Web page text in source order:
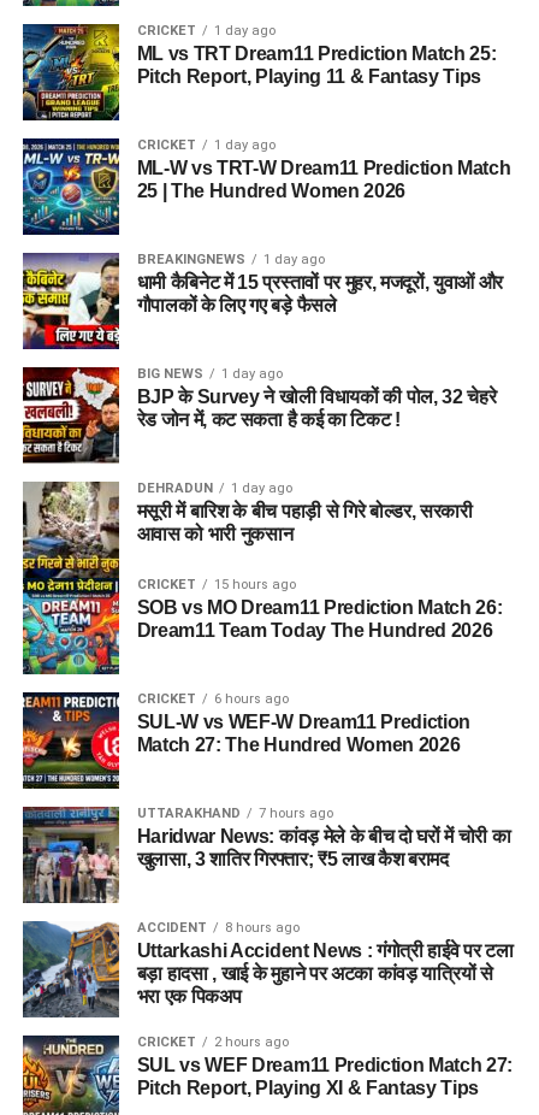
CRICKET 1 day ago
ML vs TRT Dream11 Prediction Match 25:
Pitch Report, Playing 11 & Fantasy Tips
CRICKET 1 day ago
ML-W vs TRT-W Dream11 Prediction Match
25 | The Hundred Women 2026
BREAKINGNEWS 1 day ago
धामी कैबिनेट में 15 प्रस्तावों पर मुहर, मजदूरों, युवाओं और
गौपालकों के लिए गए बड़े फैसले
BIG NEWS 1 day ago
BJP के Survey ने खोली विधायकों की पोल, 32 चेहरे
रेड जोन में, कट सकता है कई का टिकट !
DEHRADUN 1 day ago
मसूरी में बारिश के बीच पहाड़ी से गिरे बोल्डर, सरकारी
आवास को भारी नुकसान
CRICKET 15 hours ago
SOB vs MO Dream11 Prediction Match 26:
Dream11 Team Today The Hundred 2026
CRICKET 6 hours ago
SUL-W vs WEF-W Dream11 Prediction
Match 27: The Hundred Women 2026
UTTARAKHAND 7 hours ago
Haridwar News: कांवड़ मेले के बीच दो घरों में चोरी का
खुलासा, 3 शातिर गिरफ्तार; ₹5 लाख कैश बरामद
ACCIDENT 8 hours ago
Uttarkashi Accident News : गंगोत्री हाईवे पर टला
बड़ा हादसा , खाई के मुहाने पर अटका कांवड़ यात्रियों से
भरा एक पिकअप
CRICKET 2 hours ago
SUL vs WEF Dream11 Prediction Match 27:
Pitch Report, Playing XI & Fantasy Tips